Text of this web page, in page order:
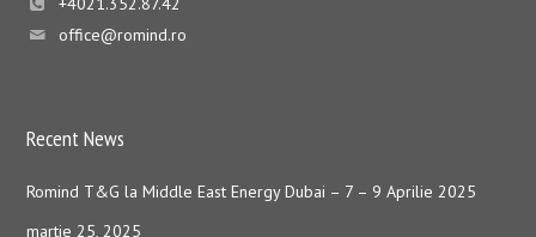
office@romind.ro
Recent News
Romind T&G la Middle East Energy Dubai – 7 – 9 Aprilie 2025
martie 25, 2025